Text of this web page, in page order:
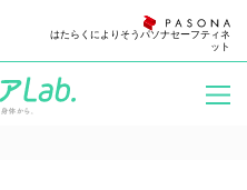
はたらくによりそう パソナセーフティネ
ット